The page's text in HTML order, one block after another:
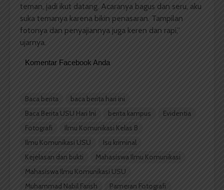
teman, jadi ikut datang. Acaranya bagus dan seru, aku
suka temanya karena bikin penasaran. Tampilan
fotonya dan penyajiannya juga keren dan rapi,”
ujarnya.
Komentar Facebook Anda
Baca berita
baca berita hari ini
Baca Berita USU Hari Ini
berita kampus
Evidentia
Fotografi
Ilmu Komunikasi Kelas B
Ilmu Komunikasi USU
Isu kriminal
Kejelasan dan bukti
Mahasiswa Ilmu Komunikasi
Mahasiswa Ilmu Komunikasi USU
Muhammad Nabil Farish
Pameran Fotografi